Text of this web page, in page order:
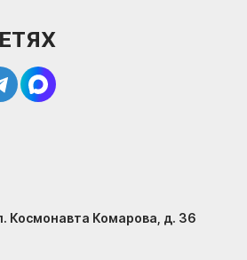
Космонавта Комарова, д. 36